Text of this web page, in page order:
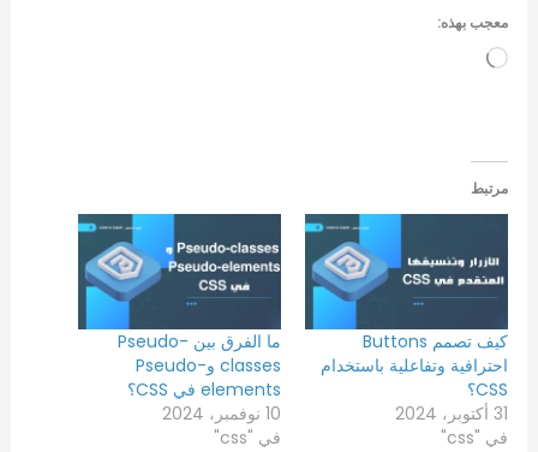
معجب بهذه:
جاري
مرتبط
كيف تصمم Buttons
احترافية وتفاعلية باستخدام
CSS؟
31 أكتوبر، 2024
في "css"
ما الفرق بين Pseudo-
classes وPseudo-
elements في CSS؟
10 نوفمبر، 2024
في "css"